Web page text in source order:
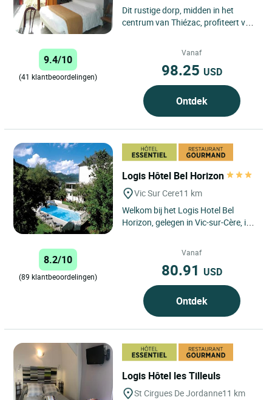
Dit rustige dorp, midden in het
centrum van Thiézac, profiteert van
9.4/10
(41 klantbeoordelingen)
Vanaf
98.25 USD
Ontdek
Logis Hôtel Bel Horizon
Vic Sur Cere11 km
Welkom bij het Logis Hotel Bel
Horizon, gelegen in Vic-sur-Cère, in
8.2/10
(89 klantbeoordelingen)
Vanaf
80.91 USD
Ontdek
Logis Hôtel les Tilleuls
St Cirgues De Jordanne11 km